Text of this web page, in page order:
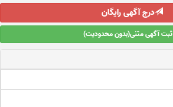
درج آگهی رایگان
ثبت آگهی متنی(بدون محدودیت)